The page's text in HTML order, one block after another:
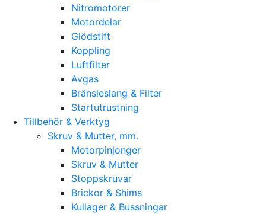
Nitromotorer
Motordelar
Glödstift
Koppling
Luftfilter
Avgas
Bränsleslang & Filter
Startutrustning
Tillbehör & Verktyg
Skruv & Mutter, mm.
Motorpinjonger
Skruv & Mutter
Stoppskruvar
Brickor & Shims
Kullager & Bussningar